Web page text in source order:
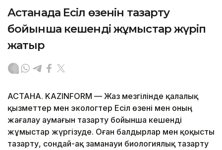
Астанада Есіл өзенін тазарту
бойынша кешенді жұмыстар жүріп
жатыр
АСТАНА. KAZINFORM — Жаз мезгілінде қалалық
қызметтер мен экологтер Есіл өзені мен оның
жағалау аумағын тазарту бойынша кешенді
жұмыстар жүргізуде. Оған балдырлар мен қоқысты
тазарту, сондай-ақ заманауи биологиялық тазарту